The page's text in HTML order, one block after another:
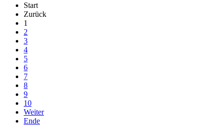
Start
Zurück
1
2
3
4
5
6
7
8
9
10
Weiter
Ende